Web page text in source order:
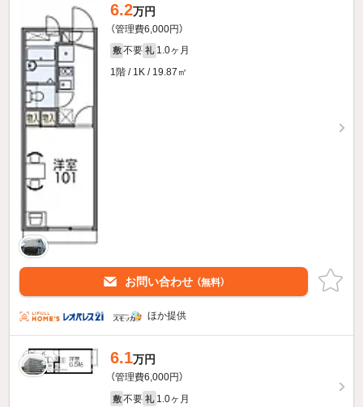
6.2万円
（管理費6,000円）
敷 不要 礼 1.0ヶ月
1階 / 1K / 19.87㎡
お問い合わせ （無料）
ほか提供
6.1万円
（管理費6,000円）
敷 不要 礼 1.0ヶ月